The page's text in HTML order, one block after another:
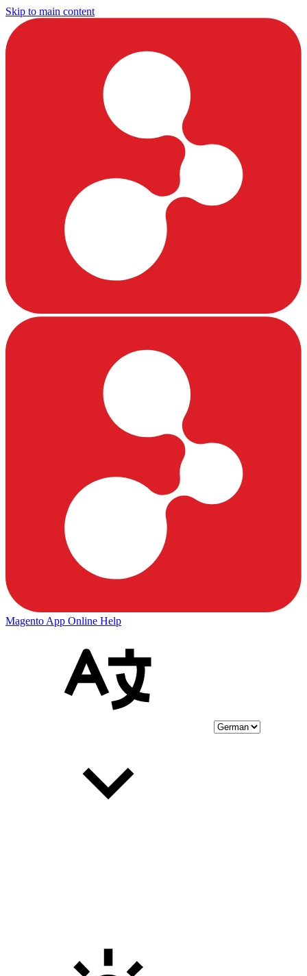
Skip to main content
Magento App Online Help